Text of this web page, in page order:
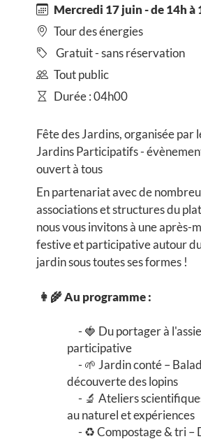
Mercredi 17 juin - de 14h à
Tour des énergies
Gratuit - sans réservation
Tout public
Durée : 04h00
Fête des Jardins, organisée par
Jardins Participatifs -
ouvert à tous
En partenariat avec de
associations et structures du
nous vous invitons à une après-
festive et participative autour
jardin sous toutes ses formes !
👩‍🌾 Au programme :
🍓 Du portager à
participative
🌱 Jardin conté –
découverte des lopins
🔬 Ateliers
au naturel et expériences
♻️ Compostage & tri –